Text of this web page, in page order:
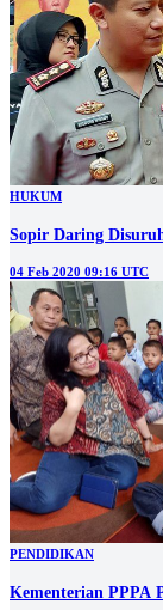
HUKUM
Sopir Daring
04 Feb 2020 09:16 UTC
PENDIDIKAN
Kementerian PPPA